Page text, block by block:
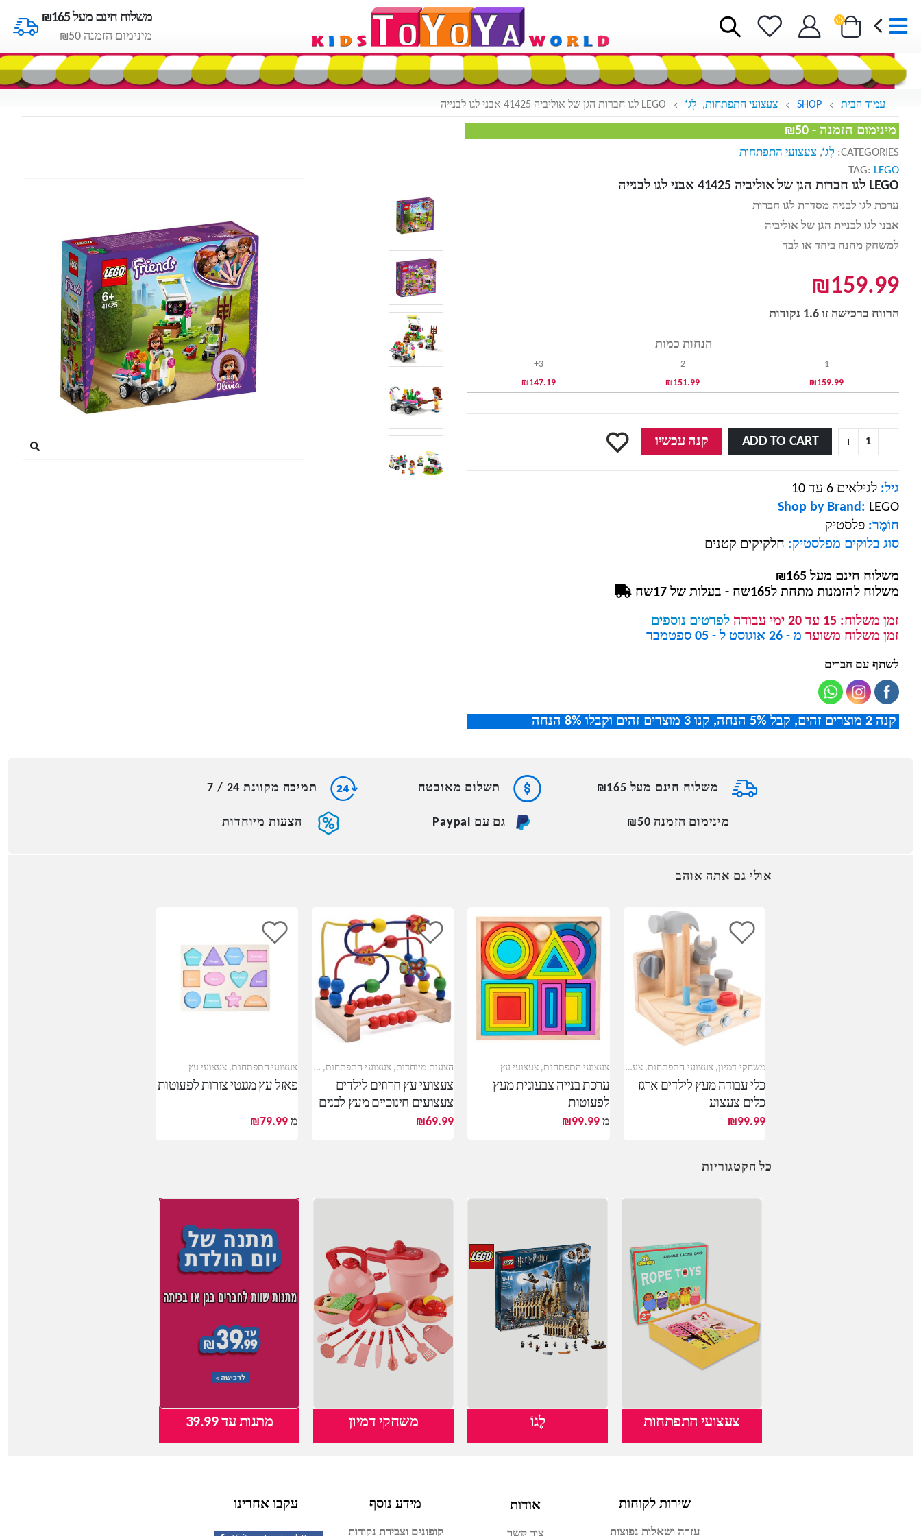
משלוח חינם מעל ₪165
מינימום הזמנה ₪50
עמוד הבית SHOP צעצועי התפתחות, לֶגוֹ LEGO לגו חברות הגן של אוליביה 41425 אבני לגו לבנייה
מינימום הזמנה - ₪50
CATEGORIES: לֶגוֹ, צעצועי התפתחות
TAG: LEGO
LEGO לגו חברות הגן של אוליביה 41425 אבני לגו לבנייה
ערכת לגו לבניה מסדרת לגו חברות
אבני לגו לבניית הגן של אוליביה
למשחק מהנה ביחד או לבד
₪159.99
הרווח ברכישה זו 1.6 נקודות
הנחות כמות
1
2
3+
₪159.99
₪151.99
₪147.19
ADD TO CART קנה עכשיו
גיל: לגילאים 6 עד 10
Shop by Brand: LEGO
חוֹמֶר: פלסטיק
סוג בלוקים מפלסטיק: חלקיקים קטנים
משלוח חינם מעל ₪165
משלוח להזמנות מתחת ל165שח - בעלות של 17שח
זמן משלוח:
לפרטים נוספים
זמן משלוח משוער מ - 26 אוגוסט ל - 05 ספטמבר
לשתף עם חברים
קנה 2 מוצרים זהים, קבל 5% הנחה , קנו 3 מוצרים זהים וקבלו 8% הנחה
משלוח חינם מעל ₪165
מינימום הזמנה ₪50
תשלום מאובטח
גם עם Paypal
תמיכה מקוונת 24 / 7
הצעות מיוחדות
אולי גם אתה אוהב
משחקי דמיון, צעצועי התפתחות,צעצועי עץ
כלי עבודה מעץ לילדים ארגז
כלים צעצוע
₪99.99
צעצועי התפתחות, צעצועי עץ
ערכת בנייה צבעונית מעץ
לפעוטות
מ
₪99.99
הצעות מיוחדות,צעצועי התפתחות, צעצועי עץ
צעצועי עץ חרוזים לילדים
צעצועים חינוכיים מעץ לבנים
ובנות ₪69.99
צעצועי התפתחות, צעצועי עץ
פאזל עץ מגנטי צורות לפעוטות
מ ₪79.99
כל הקטגוריות
צעצועי התפתחות לֶגוֹ משחקי דמיון מתנות עד 39.99
שירות לקוחות
עזרה ושאלות נפוצות
אודות מידע נוסף
קופונים וצבירת נקודות
עקבו אחרינו